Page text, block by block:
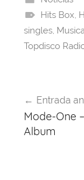
b
o
d
s
Hits Box,
singles,
Topdisco
de
entradas
Entrada
Mode-One
Album